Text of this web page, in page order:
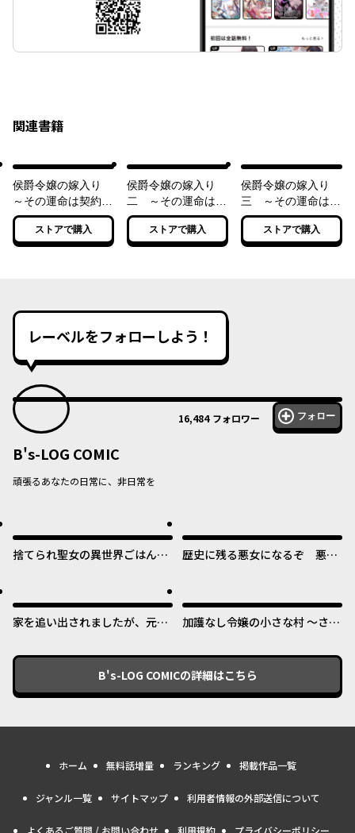
関連書籍
侯爵令嬢の嫁入り
～その運命は契約結
婚から始まる～
ストアで購入
侯爵令嬢の嫁入り
二 ～その運命は契
約結婚から始まる～
ストアで購入
侯爵令嬢の嫁入り
三 ～その運命は契
約結婚から始まる～
ストアで購入
レーベルをフォローしよう！
16,484 フォロワー フォロー
B's-LOG COMIC
頑張るあなたの日常に、非日常を
捨てられ聖女の異世界ごはん
歴史に残る悪女になるぞ 悪役
家を追い出されましたが、元気
法と前世知識で快適便利なセカ
加護なし令嬢の小さな村 ～さ
～
B's-LOG COMICの詳細はこちら
ホーム 無料話増量 ランキング 掲載作品一覧
ジャンル一覧 サイトマップ 利用者情報の外部送信について
よくあるご質問 / お問い合わせ 利用規約 プライバシーポリシー